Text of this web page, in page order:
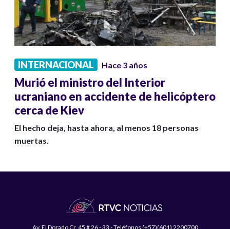
INTERNACIONAL Hace 3 años
Murió el ministro del Interior
ucraniano en accidente de helicóptero
cerca de Kiev
El hecho deja, hasta ahora, al menos 18 personas
muertas.
Av. El Dorado Cr. 45 # 26 - 33 - Teléfonos (+57)(601) 2200700